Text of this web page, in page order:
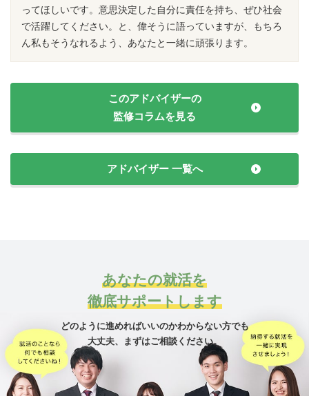
ってほしいです。意思決定した自分に責任を持ち、ぜひ社会
で活躍してください。と、偉そうに語っていますが、もちろ
ん私もそうなれるよう、あなたと一緒に頑張ります。
このアドバイザーの
監修コラムを見る
アドバイザー 一覧へ
あなたの就活を
徹底サポートします
どのように進めればいいのかわからない方でも
大丈夫、
まずはご相談ください。